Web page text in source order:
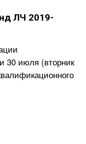
ЛЧ 2019-
30 июля (вторник